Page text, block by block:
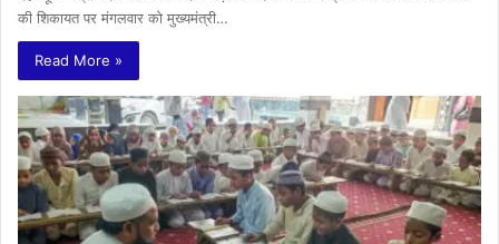
की शिकायत पर मंगलवार को मुख्यमंत्री…
Read More »